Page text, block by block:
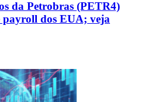
da Petrobras (PETR4)
payroll dos EUA; veja